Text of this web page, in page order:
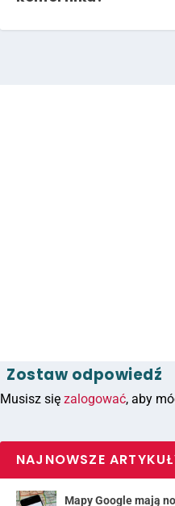
Zostaw odpowiedź
Musisz się zalogować, aby
NAJNOWSZE
Mapy Google mają